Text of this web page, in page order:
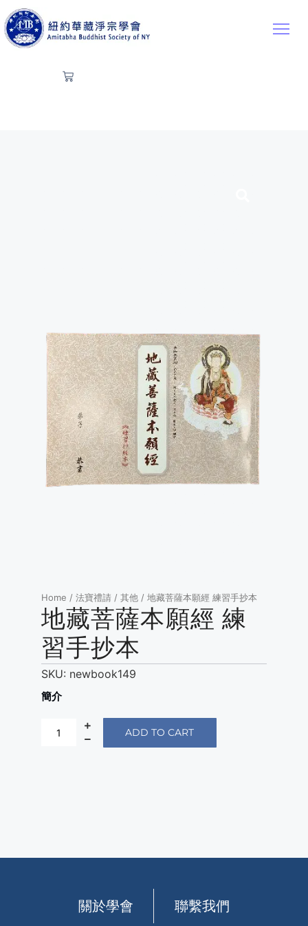
Home / 法寶禮請 / 其他 / 地藏菩薩本願經 練習手抄本
地藏菩薩本願經 練
習手抄本
SKU: newbook149
簡介
ADD TO CART
關於學會 聯繫我們